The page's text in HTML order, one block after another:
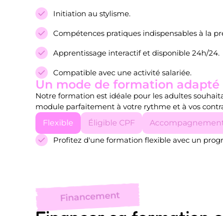
Initiation au stylisme.
Compétences pratiques indispensables à la
Apprentissage interactif et disponible 24h/24.
Compatible avec une activité salariée.
Un mode de formation
Notre formation est idéale pour les adultes
module parfaitement à votre rythme et à vos
Flexible
Éligible CPF
Profitez d'une formation flexible avec un
Financement